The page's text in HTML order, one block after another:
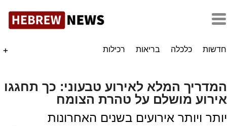
+ חדשות כלכלה בריאות רכילות
המדריך המלא לאירוע טבעוני: כך תחגגו
אירוע מושלם על טהרת הצומח
יותר ויותר אירועים בשנים האחרונות